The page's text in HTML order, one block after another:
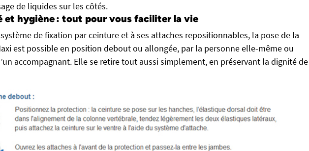
de liquides sur les côtés.
et hygiène : tout pour vous faciliter la vie
système de fixation par ceinture et à ses attaches repositionnables, la pose de la
est possible en position debout ou allongée, par la personne elle-même ou
accompagnant. Elle se retire tout aussi simplement, en préservant la dignité de